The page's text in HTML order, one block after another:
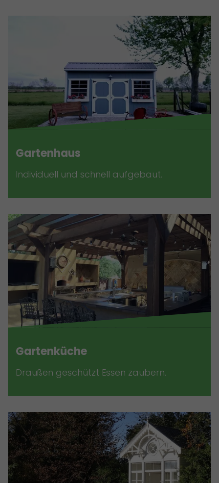
Gartenhaus
Individuell und schnell aufgebaut.
Gartenküche
Draußen geschützt Essen zaubern.